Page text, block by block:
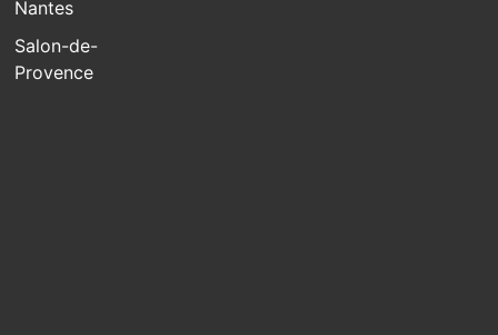
Nantes
Salon-de-
Provence